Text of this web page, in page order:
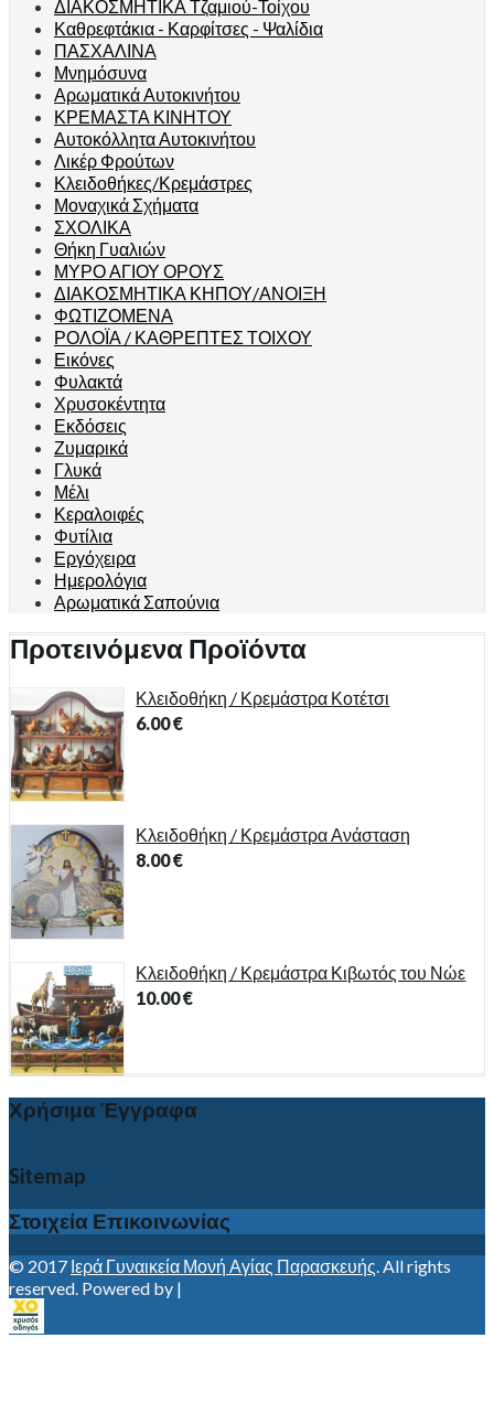
ΔΙΑΚΟΣΜΗΤΙΚΑ Τζαμιού-Τοίχου
Καθρεφτάκια - Καρφίτσες - Ψαλίδια
ΠΑΣΧΑΛΙΝΑ
Μνημόσυνα
Αρωματικά Αυτοκινήτου
ΚΡΕΜΑΣΤΑ ΚΙΝΗΤΟΥ
Αυτοκόλλητα Αυτοκινήτου
Λικέρ Φρούτων
Κλειδοθήκες/Κρεμάστρες
Μοναχικά Σχήματα
ΣΧΟΛΙΚΑ
Θήκη Γυαλιών
ΜΥΡΟ ΑΓΙΟΥ ΟΡΟΥΣ
ΔΙΑΚΟΣΜΗΤΙΚΑ ΚΗΠΟΥ/ΑΝΟΙΞΗ
ΦΩΤΙΖΟΜΕΝΑ
ΡΟΛΟΪΑ / ΚΑΘΡΕΠΤΕΣ ΤΟΙΧΟΥ
Εικόνες
Φυλακτά
Χρυσοκέντητα
Εκδόσεις
Ζυμαρικά
Γλυκά
Μέλι
Κεραλοιφές
Φυτίλια
Εργόχειρα
Ημερολόγια
Αρωματικά Σαπούνια
Προτεινόμενα Προϊόντα
Κλειδοθήκη / Κρεμάστρα Κοτέτσι
6.00€
Κλειδοθήκη / Κρεμάστρα Ανάσταση
8.00€
Κλειδοθήκη / Κρεμάστρα Κιβωτός του Νώε
10.00€
Χρήσιμα Έγγραφα
Sitemap
Στοιχεία Επικοινωνίας
© 2017 Ιερά Γυναικεία Μονή Αγίας Παρασκευής . All rights
reserved. Powered by |